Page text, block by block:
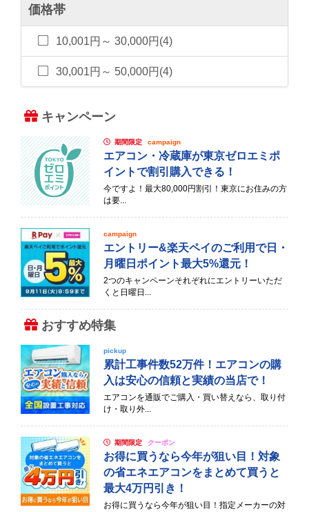
価格帯
10,001円～ 30,000円(4)
30,001円～ 50,000円(4)
キャンペーン
期間限定 campaign
エアコン・冷蔵庫が東京ゼロエミポ
イントで割引購入できる！
今ですよ！最大80,000円割引！東京にお住みの方
は要...
campaign
エントリー&楽天ペイのご利用で日・
月曜日ポイント最大5%還元！
2つのキャンペーンそれぞれにエントリーいただ
くと日曜日...
おすすめ特集
pickup
累計工事件数52万件！エアコンの購
入は安心の信頼と実績の当店で！
エアコンを通販でご購入・買い替えなら、取り付
け・取り外...
期間限定 クーポン
お得に買うなら今年が狙い目！対象
の省エネエアコンをまとめて買うと
最大4万円引き！
お得に買うなら今年が狙い目！指定メーカーの対